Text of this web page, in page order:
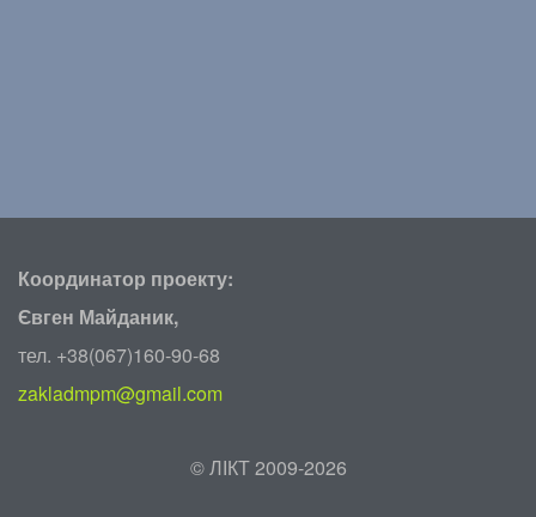
Координатор проекту:
Євген Майданик,
тел. +38(067)160-90-68
zakladmpm@gmail.com
©ЛІКТ 2009-2026